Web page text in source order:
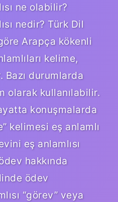
ne olabilir?
nedir? Türk Dil
Arapça kökenli
kelime,
Bazı durumlarda
olarak kullanılabilir.
konuşmalarda
kelimesi eş anlamlı
eş anlamlısı
hakkında
ödev
“görev” veya